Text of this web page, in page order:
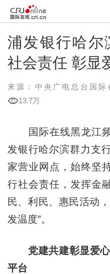
浦发银行哈尔
社会责任 彰显
来源：中央广电总台国际
13.7万
国际在线黑龙江频
发银行哈尔滨群力支
家营业网点，始终坚
行社会责任，发挥金
民、利民、惠民活动
发温度”。
党建共建彰显爱心
平台